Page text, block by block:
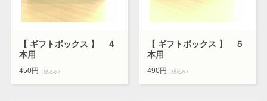
【 ギフトボックス 】 ４
本用
450円 （税込み）
【 ギフトボックス 】 ５
本用
490円 （税込み）